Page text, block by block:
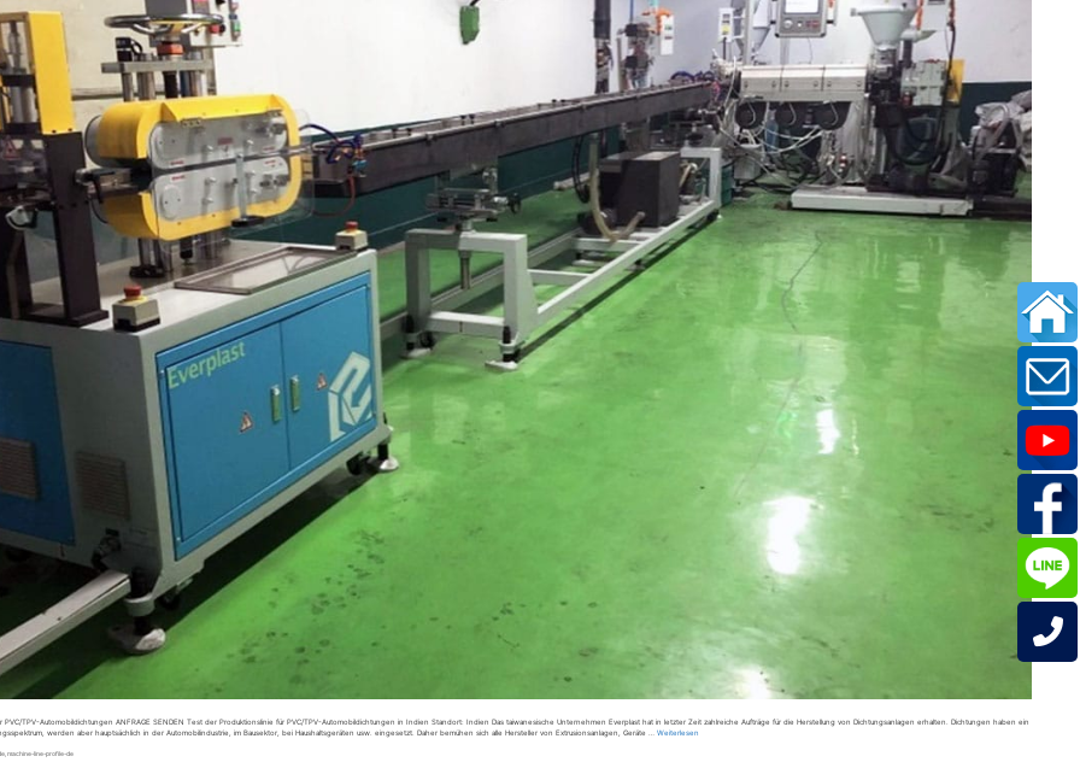
PVC/TPV-Automobildichtungen ANFRAGE SENDEN Test der Produktionslinie für PVC/TPV-Automobildichtungen in Indien Standort: Indien Das taiwanesische Unternehmen Everplast hat in letzter Zeit zahlreiche Aufträge für die Herstellung von Dichtungsanlagen erhalten. Dichtungen haben ein
werden aber hauptsächlich in der Automobilindustrie, im Bausektor, bei Haushaltsgeräten usw. eingesetzt. Daher bemühen sich alle Hersteller von Extrusionsanlagen, Geräte … Weiterlesen
,machine-line-profile-de